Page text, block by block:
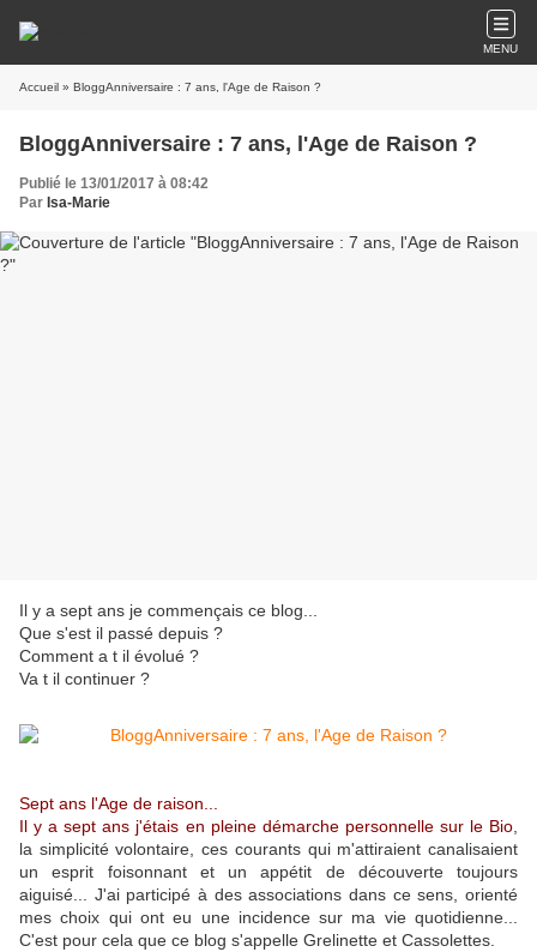
MENU
Accueil » BloggAnniversaire : 7 ans, l'Age de Raison ?
BloggAnniversaire : 7 ans, l'Age de Raison ?
Publié le 13/01/2017 à 08:42
Par Isa-Marie
Il y a sept ans je commençais ce blog...
Que s'est il passé depuis ?
Comment a t il évolué ?
Va t il continuer ?
Sept ans l'Age de raison...
Il y a sept ans j'étais en pleine démarche personnelle sur le Bio
la simplicité volontaire, ces courants qui m'attiraient canalisaient
un esprit foisonnant et un appétit de découverte toujours
aiguisé... J'ai participé à des associations dans ce sens, orienté
mes choix qui ont eu une incidence sur ma vie quotidienne...
C'est pour cela que ce blog s'appelle Grelinette et Cassolettes.